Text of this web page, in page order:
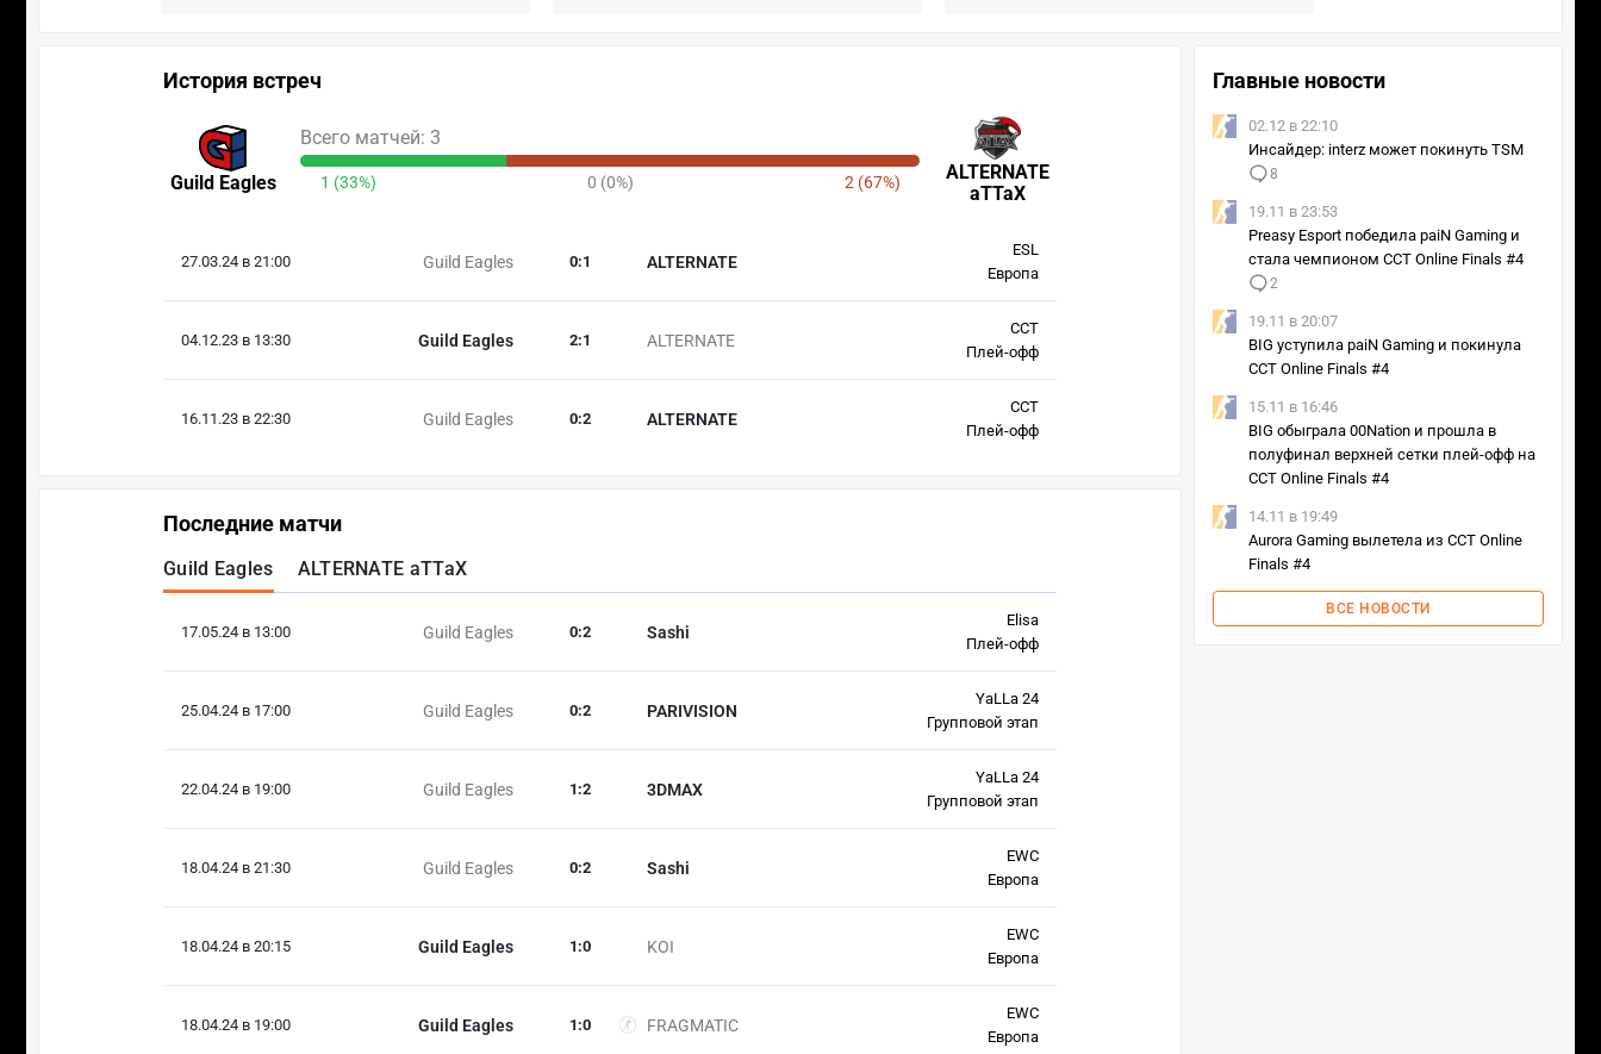
История встреч
Guild Eagles
ALTERNATE
aTTaX
Всего матчей: 3
1 (33%) 0 (0%) 2 (67%)
27.03.24 в 21:00 Guild Eagles ALTERNATE
0:1
ESL
Европа
04.12.23 в 13:30 Guild Eagles ALTERNATE
2:1
CCT
Плей-офф
16.11.23 в 22:30 Guild Eagles ALTERNATE
0:2
CCT
Плей-офф
Последние матчи
Guild Eagles ALTERNATE aTTaX
17.05.24 в 13:00 Guild Eagles Sashi
0:2
Elisa
Плей-офф
25.04.24 в 17:00 Guild Eagles PARIVISION
0:2
YaLLa 24
Групповой этап
22.04.24 в 19:00 Guild Eagles 3DMAX
1 :2
YaLLa 24
Групповой этап
18.04.24 в 21:30 Guild Eagles Sashi
0:2
EWC
Европа
18.04.24 в 20:15 Guild Eagles KOI
1 :0
EWC
Европа
18.04.24 в 19:00 Guild Eagles FRAGMATIC
1 :0
EWC
Европа
Главные новости
02.12 в 22:10
Инсайдер: interz может покинуть TSM
8
19.11 в 23:53
Preasy Esport победила paiN Gaming и
стала чемпионом CCT Online Finals #4
2
19.11 в 20:07
BIG уступила paiN Gaming и покинула
CCT Online Finals #4
15.11 в 16:46
BIG обыграла 00Nation и прошла в
полуфинал верхней сетки плей-офф на
CCT Online Finals #4
14.11 в 19:49
Aurora Gaming вылетела из CCT Online
Finals #4
ВСЕ НОВОСТИ